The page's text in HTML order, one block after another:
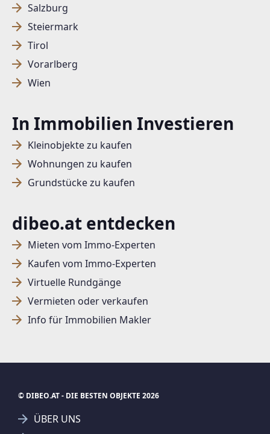
Salzburg
Steiermark
Tirol
Vorarlberg
Wien
In Immobilien Investieren
Kleinobjekte zu kaufen
Wohnungen zu kaufen
Grundstücke zu kaufen
dibeo.at entdecken
Mieten vom Immo-Experten
Kaufen vom Immo-Experten
Virtuelle Rundgänge
Vermieten oder verkaufen
Info für Immobilien Makler
© DIBEO.AT - DIE BESTEN OBJEKTE 2026
ÜBER UNS